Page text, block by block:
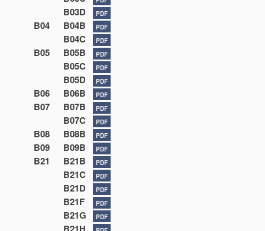
B03D PDF
B04 B04B PDF
B04C PDF
B05 B05B PDF
B05C PDF
B05D PDF
B06 B06B PDF
B07 B07B PDF
B07C PDF
B08 B08B PDF
B09 B09B PDF
B21 B21B PDF
B21C PDF
B21D PDF
B21F PDF
B21G PDF